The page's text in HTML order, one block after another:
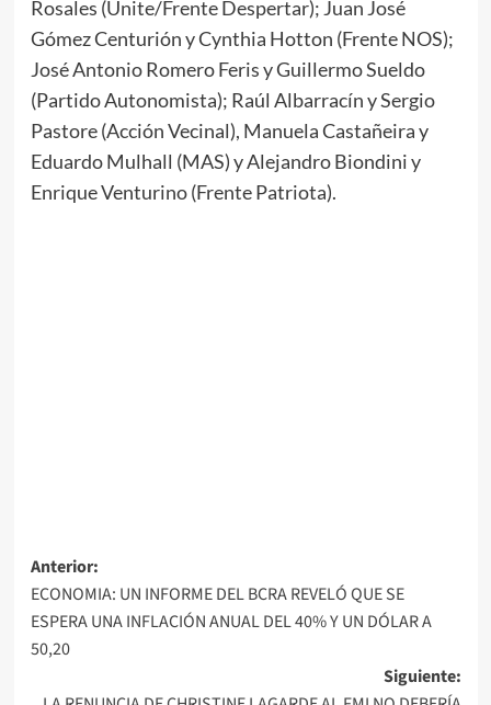
Rosales (Unite/Frente Despertar); Juan José
Gómez Centurión y Cynthia Hotton (Frente NOS);
José Antonio Romero Feris y Guillermo Sueldo
(Partido Autonomista); Raúl Albarracín y Sergio
Pastore (Acción Vecinal), Manuela Castañeira y
Eduardo Mulhall (MAS) y Alejandro Biondini y
Enrique Venturino (Frente Patriota).
Navegación
de
entradas
Anterior:
ECONOMIA: UN INFORME DEL BCRA REVELÓ QUE SE
ESPERA UNA INFLACIÓN ANUAL DEL 40% Y UN DÓLAR A
50,20
Siguiente: